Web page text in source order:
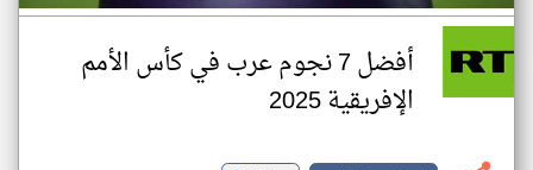
أفضل 7 نجوم عرب في كأس الأمم
الإفريقية 2025